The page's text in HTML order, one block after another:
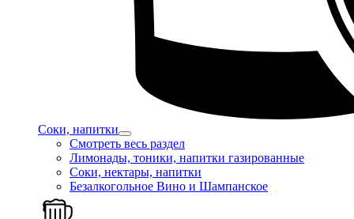
Соки, напитки
Смотреть весь раздел
Лимонады, тоники, напитки газированные
Соки, нектары, напитки
Безалкогольное Вино и Шампанское